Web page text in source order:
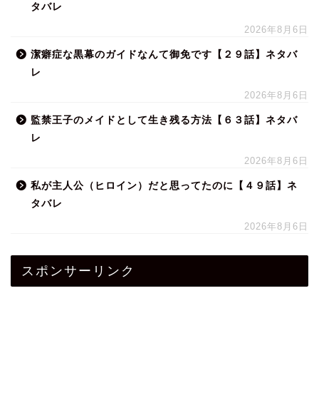
タバレ
2026年8月6日
潔癖症な黒幕のガイドなんて御免です【２９話】ネタバ
レ
2026年8月6日
監禁王子のメイドとして生き残る方法【６３話】ネタバ
レ
2026年8月6日
私が主人公（ヒロイン）だと思ってたのに【４９話】ネ
タバレ
2026年8月6日
スポンサーリンク